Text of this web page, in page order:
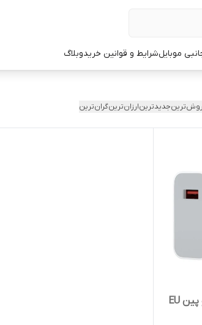
موبایلشرایط و قوانین خریدوبلاگ
جدیدترینارزان‌ترینگران‌ترین
آداپتور ۴۵ وات شیائومی | دو پین EU